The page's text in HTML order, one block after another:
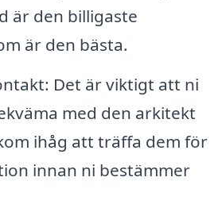
är den billigaste
är den bästa.
Det är viktigt att ni
med den arkitekt
ihåg att träffa dem för
innan ni bestämmer